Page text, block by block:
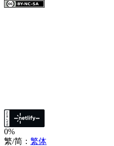
0%
繁/简： 繁体